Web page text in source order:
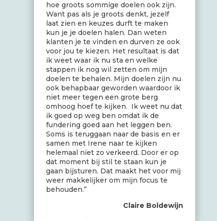
hoe groots sommige doelen ook zijn.
Want pas als je groots denkt, jezelf
laat zien en keuzes durft te maken
kun je je doelen halen. Dan weten
klanten je te vinden en durven ze ook
voor jou te kiezen. Het resultaat is dat
ik weet waar ik nu sta en welke
stappen ik nog wil zetten om mijn
doelen te behalen. Mijn doelen zijn nu
ook behapbaar geworden waardoor ik
niet meer tegen een grote berg
omhoog hoef te kijken. Ik weet nu dat
ik goed op weg ben omdat ik de
fundering goed aan het leggen ben.
Soms is teruggaan naar de basis en er
samen met Irene naar te kijken
helemaal niet zo verkeerd. Door er op
dat moment bij stil te staan kun je
gaan bijsturen. Dat maakt het voor mij
weer makkelijker om mijn focus te
behouden.”
Claire Boldewijn